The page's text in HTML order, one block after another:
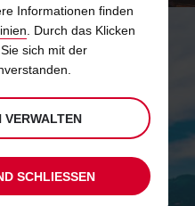
Informationen finden
. Durch das Klicken
sich mit der
VERWALTEN
SCHLIESSEN